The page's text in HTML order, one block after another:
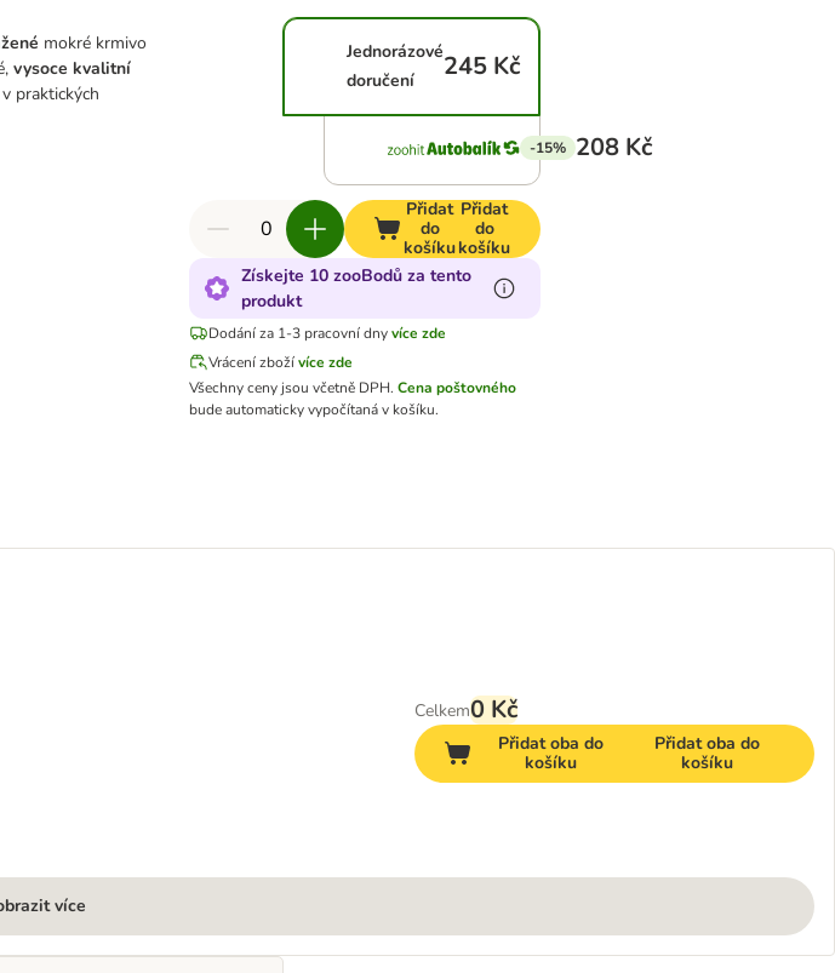
mokré krmivo
vysoce kvalitní
praktických
Jednorázové
doručení
245 Kč
-15% 208 Kč
Přidat
do
košíku
Přidat
do
košíku
Získejte 10 zooBodů za tento
produkt
Dodání za 1-3 pracovní dnyvíce zde
Vrácení zbožívíce zde
Všechny ceny jsou včetně DPH. Cena poštovného
bude automaticky vypočítaná v košíku.
g
Celkem0 Kč
Přidat oba do
košíku
Přidat oba do
košíku
více